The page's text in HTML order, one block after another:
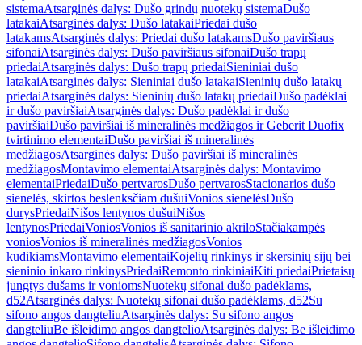
sistemaAtsarginės dalys: Dušo grindų nuotekų sistemaDušo
latakaiAtsarginės dalys: Dušo latakaiPriedai dušo
latakamsAtsarginės dalys: Priedai dušo latakamsDušo paviršiaus
sifonaiAtsarginės dalys: Dušo paviršiaus sifonaiDušo trapų
priedaiAtsarginės dalys: Dušo trapų priedaiSieniniai dušo
latakaiAtsarginės dalys: Sieniniai dušo latakaiSieninių dušo latakų
priedaiAtsarginės dalys: Sieninių dušo latakų priedaiDušo padėklai
ir dušo paviršiaiAtsarginės dalys: Dušo padėklai ir dušo
paviršiaiDušo paviršiai iš mineralinės medžiagos ir Geberit Duofix
tvirtinimo elementaiDušo paviršiai iš mineralinės
medžiagosAtsarginės dalys: Dušo paviršiai iš mineralinės
medžiagosMontavimo elementaiAtsarginės dalys: Montavimo
elementaiPriedaiDušo pertvarosDušo pertvarosStacionarios dušo
sienelės, skirtos beslenksčiam dušuiVonios sienelėsDušo
durysPriedaiNišos lentynos dušuiNišos
lentynosPriedaiVoniosVonios iš sanitarinio akriloStačiakampės
voniosVonios iš mineralinės medžiagosVonios
kūdikiamsMontavimo elementaiKojelių rinkinys ir skersinių sijų bei
sieninio inkaro rinkinysPriedaiRemonto rinkiniaiKiti priedaiPrietaisų
jungtys dušams ir voniomsNuotekų sifonai dušo padėklams,
d52Atsarginės dalys: Nuotekų sifonai dušo padėklams, d52Su
sifono angos dangteliuAtsarginės dalys: Su sifono angos
dangteliuBe išleidimo angos dangtelioAtsarginės dalys: Be išleidimo